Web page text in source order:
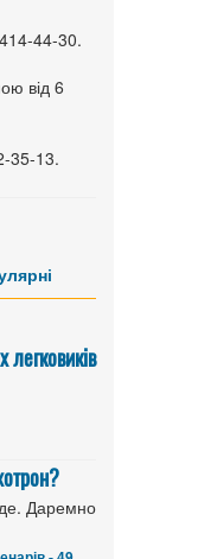
44-30.
від 6
35-13.
Даремно